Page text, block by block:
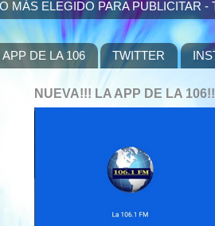
MÁS ELEGIDO PARA PUBLICITAR -
APP DE LA 106 TWITTER
NUEVA!!! LA APP DE LA